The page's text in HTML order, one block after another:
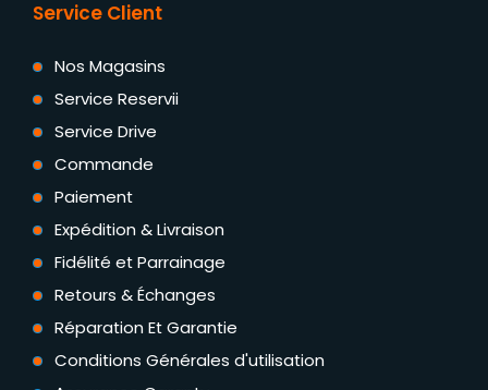
Service Client
Nos Magasins
Service Reservii
Service Drive
Commande
Paiement
Expédition & Livraison
Fidélité et Parrainage
Retours & Échanges
Réparation Et Garantie
Conditions Générales d'utilisation